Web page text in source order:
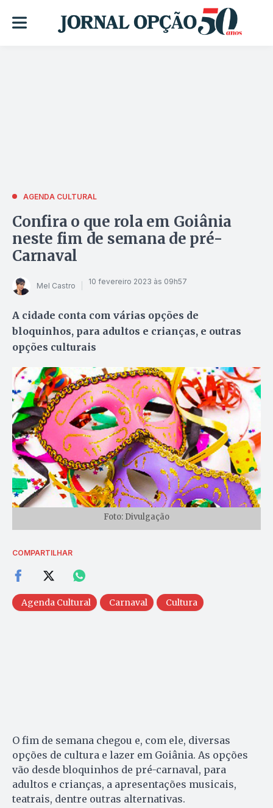
AGENDA CULTURAL
Confira o que rola em Goiânia
neste fim de semana de pré-
Carnaval
Mel Castro 10 fevereiro 2023 às 09h57
A cidade conta com várias opções de
bloquinhos, para adultos e crianças, e outras
opções culturais
Foto: Divulgação
COMPARTILHAR
Agenda Cultural Carnaval Cultura
O fim de semana chegou e, com ele, diversas
opções de cultura e lazer em Goiânia. As opções
vão desde bloquinhos de pré-carnaval, para
adultos e crianças, a apresentações musicais,
teatrais, dentre outras alternativas.